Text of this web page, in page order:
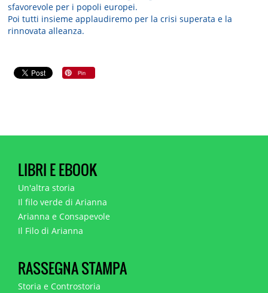
sfavorevole per i popoli europei.
Poi tutti insieme applaudiremo per la crisi superata e la
rinnovata alleanza.
LIBRI E EBOOK
Un'altra storia
Il filo verde di Arianna
Arianna e Consapevole
Il Filo di Arianna
RASSEGNA STAMPA
Storia e Controstoria